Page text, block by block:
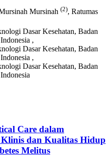
Mursinah (2), Ratumas
Dasar Kesehatan, Badan
,
Dasar Kesehatan, Badan
,
Dasar Kesehatan, Badan
Care dalam
dan Kualitas Hidup
Melitus